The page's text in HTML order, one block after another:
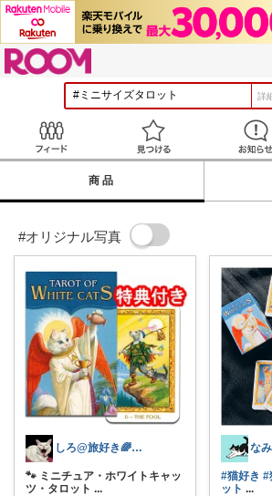
詳
見つける
商品
#オリジナル写真
しろ@旅好き🌈雑貨好き
🐾 ミニチュア・ホワイトキャッ
ツ・タロット ...
な
#猫好き #
ット ...